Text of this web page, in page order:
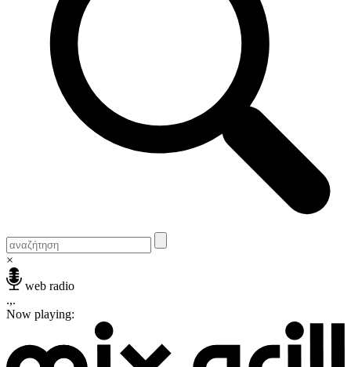
×
web radio
.,.
Now playing: